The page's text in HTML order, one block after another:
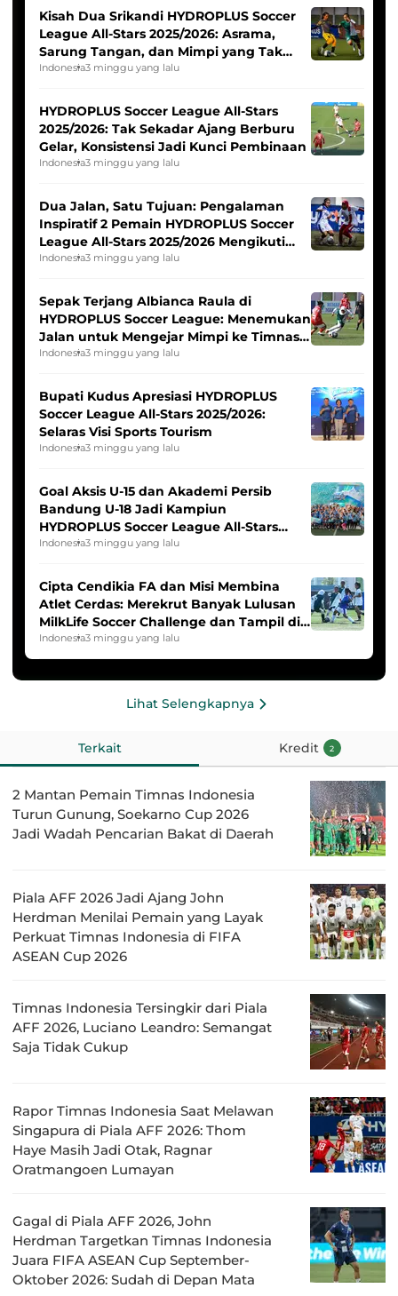
Kisah Dua Srikandi HYDROPLUS Soccer
League All-Stars 2025/2026: Asrama,
Sarung Tangan, dan Mimpi yang Tak
Pernah Padam
Indonesia3 minggu yang lalu
HYDROPLUS Soccer League All-Stars
2025/2026: Tak Sekadar Ajang Berburu
Gelar, Konsistensi Jadi Kunci Pembinaan
Indonesia3 minggu yang lalu
Dua Jalan, Satu Tujuan: Pengalaman
Inspiratif 2 Pemain HYDROPLUS Soccer
League All-Stars 2025/2026 Mengikuti
Seleksi Timnas Indonesia Putri
Indonesia3 minggu yang lalu
Sepak Terjang Albianca Raula di
HYDROPLUS Soccer League: Menemukan
Jalan untuk Mengejar Mimpi ke Timnas
Indonesia Putri
Indonesia3 minggu yang lalu
Bupati Kudus Apresiasi HYDROPLUS
Soccer League All-Stars 2025/2026:
Selaras Visi Sports Tourism
Indonesia3 minggu yang lalu
Goal Aksis U-15 dan Akademi Persib
Bandung U-18 Jadi Kampiun
HYDROPLUS Soccer League All-Stars
2025/2026
Indonesia3 minggu yang lalu
Cipta Cendikia FA dan Misi Membina
Atlet Cerdas: Merekrut Banyak Lulusan
MilkLife Soccer Challenge dan Tampil di
HYDROPLUS Soccer League
Indonesia3 minggu yang lalu
Lihat Selengkapnya
Terkait Kredit 2
2 Mantan Pemain Timnas Indonesia
Turun Gunung, Soekarno Cup 2026
Jadi Wadah Pencarian Bakat di Daerah
Piala AFF 2026 Jadi Ajang John
Herdman Menilai Pemain yang Layak
Perkuat Timnas Indonesia di FIFA
ASEAN Cup 2026
Timnas Indonesia Tersingkir dari Piala
AFF 2026, Luciano Leandro: Semangat
Saja Tidak Cukup
Rapor Timnas Indonesia Saat Melawan
Singapura di Piala AFF 2026: Thom
Haye Masih Jadi Otak, Ragnar
Oratmangoen Lumayan
Gagal di Piala AFF 2026, John
Herdman Targetkan Timnas Indonesia
Juara FIFA ASEAN Cup September-
Oktober 2026: Sudah di Depan Mata